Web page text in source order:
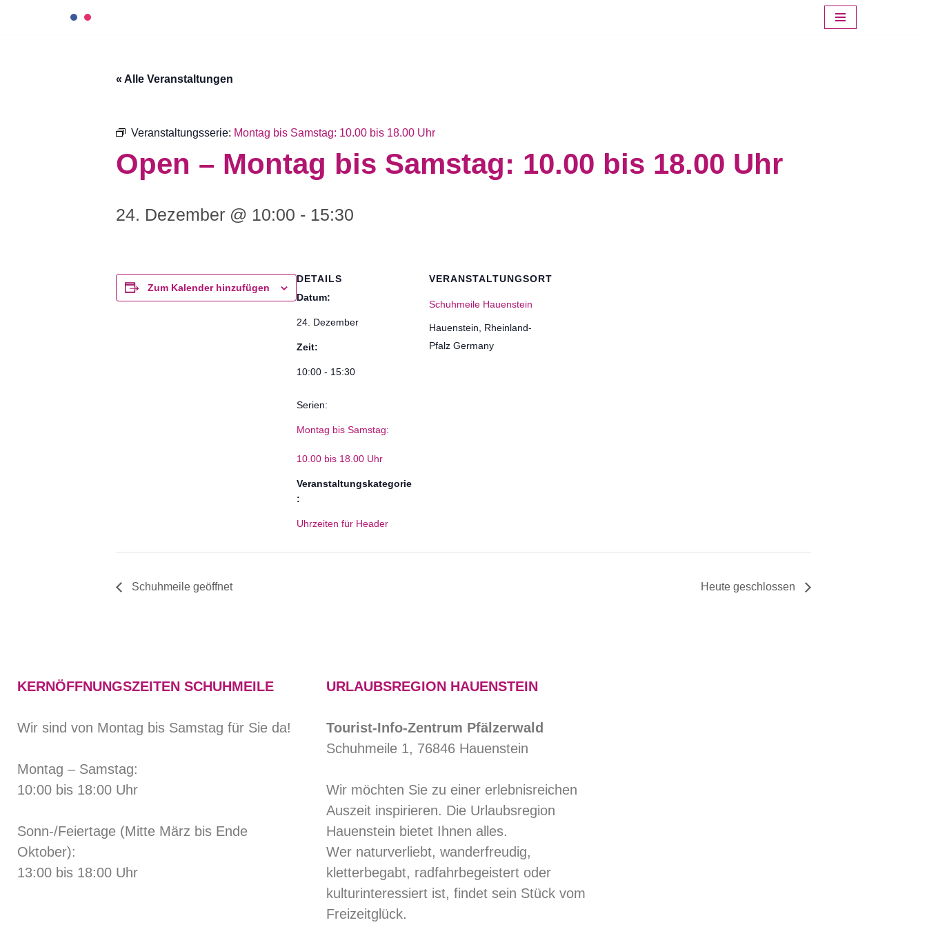
« Alle Veranstaltungen
Veranstaltungsserie: Montag bis Samstag: 10.00 bis 18.00 Uhr
Open – Montag bis Samstag: 10.00 bis 18.00 Uhr
24. Dezember @ 10:00 - 15:30
Zum Kalender hinzufügen
DETAILS
Datum:
24. Dezember
Zeit:
10:00 - 15:30
Serien:
Montag bis Samstag:
10.00 bis 18.00 Uhr
Veranstaltungskategorie
:
Uhrzeiten für Header
VERANSTALTUNGSORT
Schuhmeile Hauenstein
Hauenstein
Rheinland-
Pfalz Germany
Schuhmeile geöffnet Heute geschlossen
KERNÖFFNUNGSZEITEN SCHUHMEILE
Wir sind von Montag bis Samstag für Sie da!
Montag – Samstag:
10:00 bis 18:00 Uhr
Sonn-/Feiertage (Mitte März bis Ende
Oktober):
13:00 bis 18:00 Uhr
URLAUBSREGION HAUENSTEIN
Tourist-Info-Zentrum Pfälzerwald
Schuhmeile 1, 76846 Hauenstein
Wir möchten Sie zu einer erlebnisreichen
Auszeit inspirieren. Die Urlaubsregion
Hauenstein bietet Ihnen alles.
Wer naturverliebt, wanderfreudig,
kletterbegabt, radfahrbegeistert oder
kulturinteressiert ist, findet sein Stück vom
Freizeitglück.